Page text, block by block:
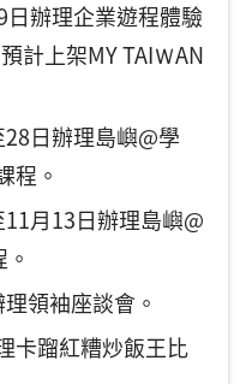
辦理企業遊程體驗
計上架MY TAIＷAN
日辦理島嶼@學
程。
月13日辦理島嶼@
領袖座談會。
卡蹓紅糟炒飯王比